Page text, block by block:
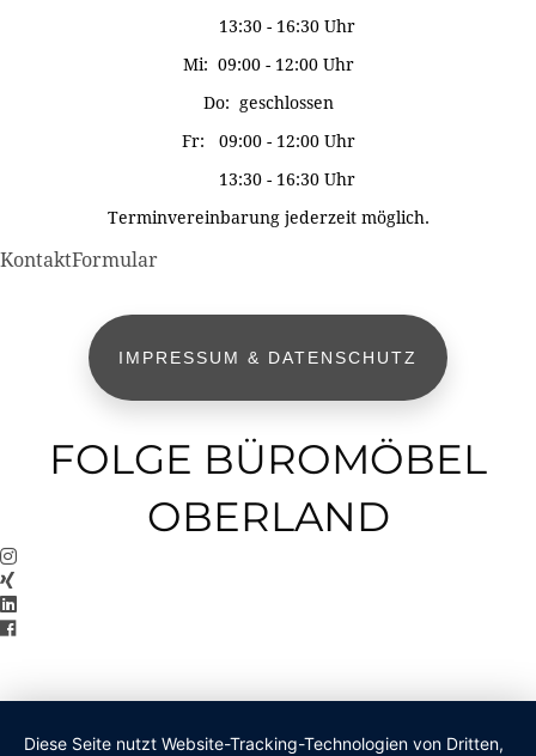
13:30 - 16:30 Uhr
Mi: 09:00 - 12:00 Uhr
Do: geschlossen
Fr: 09:00 - 12:00 Uhr
13:30 - 16:30 Uhr
Terminvereinbarung jederzeit möglich.
KontaktFormular
IMPRESSUM & DATENSCHUTZ
FOLGE BÜROMÖBEL
OBERLAND
Diese Seite nutzt Website-Tracking-Technologien von Dritten,